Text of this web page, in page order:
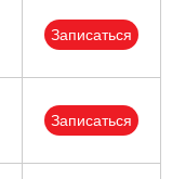
Записаться
Записаться